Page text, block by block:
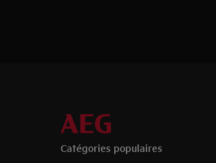
Catégories populaires